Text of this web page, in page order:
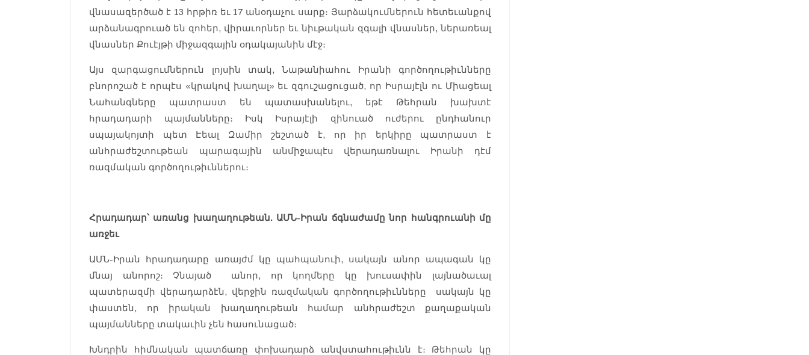
վնասազերծած է 13 հրթիռ եւ 17 անօդաչու սարք։ Յարձակումներուն հետեւանքով
արձանագրուած են զոհեր, վիրաւորներ եւ նիւթական զգալի վնասներ, ներառեալ
վնասներ Քուէյթի միջազգային օդակայանին մէջ։
Այս զարգացումներուն լոյսին տակ, Նաթանիահու Իրանի գործողութիւնները
բնորոշած է որպէս «կրակով խաղալ» եւ զգուշացուցած, որ Իսրայէլն ու Միացեալ
Նահանգները պատրաստ են պատասխանելու, եթէ Թեհրան խախտէ
հրադադարի պայմանները։ Իսկ Իսրայէլի զինուած ուժերու ընդհանուր
սպայակոյտի պետ Էեալ Զամիր շեշտած է, որ իր երկիրը պատրաստ է
անհրաժեշտութեան պարագային անմիջապէս վերադառնալու Իրանի դէմ
ռազմական գործողութիւններու։
Հրադադար՝ առանց խաղաղութեան. ԱՄՆ-Իրան ճգնաժամը նոր հանգրուանի մը
առջեւ
ԱՄՆ-Իրան հրադադարը առայժմ կը պահպանուի, սակայն անոր ապագան կը
մնայ անորոշ։ Չնայած անոր, որ կողմերը կը խուսափին լայնածաւալ
պատերազմի վերադարձէն, վերջին ռազմական գործողութիւնները սակայն կը
փաստեն, որ իրական խաղաղութեան համար անհրաժեշտ քաղաքական
պայմանները տակաւին չեն հասունացած։
Խնդրին հիմնական պատճառը փոխադարձ անվստահութիւնն է։ Թեհրան կը